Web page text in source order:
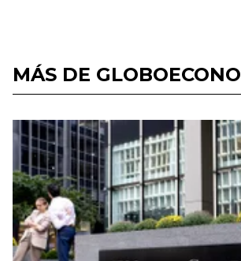
MÁS DE